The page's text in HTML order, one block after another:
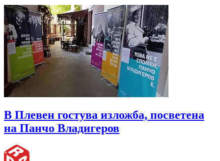
В Плевен гостува изложба, посветена
на Панчо Владигеров